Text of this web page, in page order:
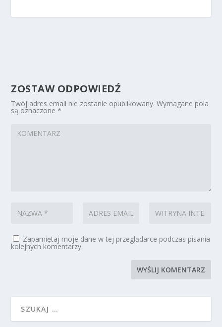
ZOSTAW ODPOWIEDŹ
Twój adres email nie zostanie opublikowany. Wymagane pola
są oznaczone*
Zapamiętaj moje dane w tej przeglądarce podczas pisania
kolejnych komentarzy.